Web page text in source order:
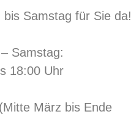
Samstag für Sie da!
Samstag:
18:00 Uhr
März bis Ende